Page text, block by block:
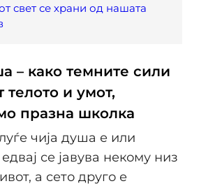
свет се храни од нашата
– како темните сили
телото и умот,
празна школка
чија душа е или
се јавува некому низ
а сето друго е